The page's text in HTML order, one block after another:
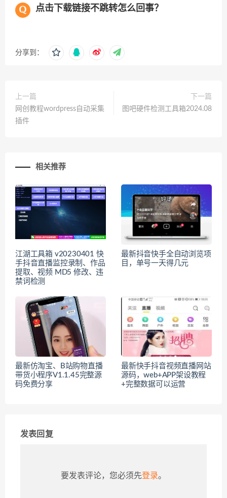
点击下载链接不跳转怎么回事？
分享到：
上一篇
网创教程wordpress自动采集
插件
下一篇
图吧硬件检测工具箱2024.08
相关推荐
江湖工具箱 v20230401 快
手抖音直播监控录制、作品
提取、视频 MD5 修改、违
禁词检测
最新抖音快手全自动浏览项
目，单号一天得几元
最新仿淘宝、B站购物直播
带货小程序V1.1.45完整源
码免费分享
最新快手抖音视频直播网站
源码，web+APP架设教程
+完整数据可以运营
发表回复
要发表评论，您必须先登录。